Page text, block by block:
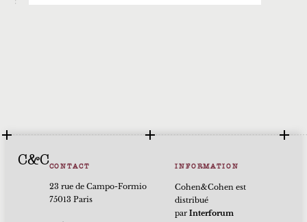
C&CCONTACT
23 rue de Campo-Formio
75013 Paris
INFORMATION
Cohen&Cohen est
distribué
parInterforum